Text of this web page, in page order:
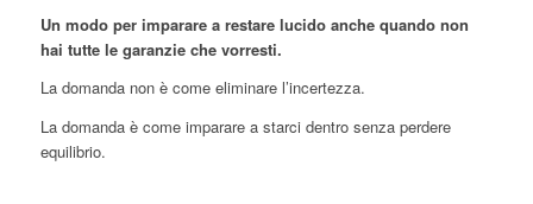
Un modo per imparare a restare lucido anche quando non
hai tutte le garanzie che vorresti.
La domanda non è come eliminare l’incertezza.
La domanda è come imparare a starci dentro senza perdere
equilibrio.